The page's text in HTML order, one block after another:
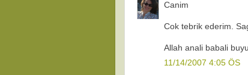
Canim
Cok tebrik ederim.
Allah anali babali
11/14/2007 4:05 ÖS